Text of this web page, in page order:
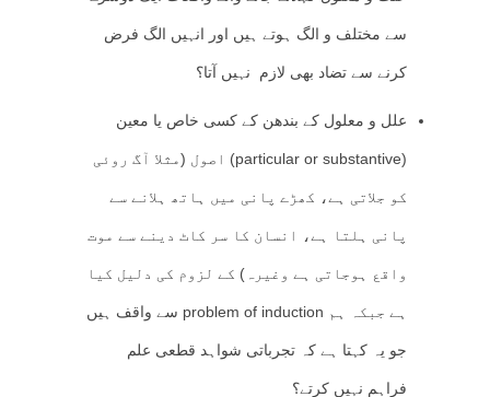
سے مختلف و الگ ہوتے ہیں اور انہیں الگ فرض
کرنے سے تضاد بھی لازم نہیں آتا؟
علل و معلول کے بندھن کے کسی خاص یا معین
(particular or substantive) اصول (مثلا آگ روئی
کو جلاتی ہے، کھڑے پانی میں ہاتھ ہلانے سے
پانی ہلتا ہے، انسان کا سر کاٹ دینے سے موت
واقع ہوجاتی ہے وغیرہ) کے لزوم کی دلیل کیا
ہے جبکہ ہم problem of induction سے واقف ہیں
جو یہ کہتا ہے کہ تجرباتی شواہد قطعی علم
فراہم نہیں کرتے؟